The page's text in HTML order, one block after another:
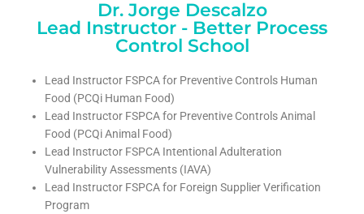
Dr. Jorge Descalzo
Lead Instructor - Better Process
Control School
Lead Instructor FSPCA for Preventive Controls Human
Food (PCQi Human Food)
Lead Instructor FSPCA for Preventive Controls Animal
Food (PCQi Animal Food)
Lead Instructor FSPCA Intentional Adulteration
Vulnerability Assessments (IAVA)
Lead Instructor FSPCA for Foreign Supplier Verification
Program